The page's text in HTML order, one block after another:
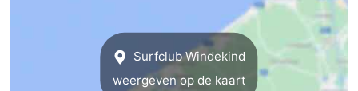
Surfclub Windekind
weergeven op de kaart